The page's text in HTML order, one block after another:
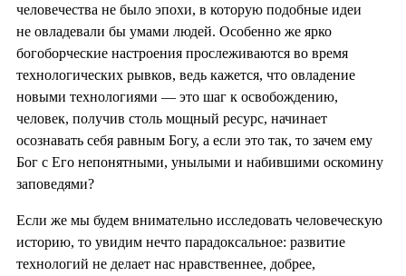
человечества не было эпохи, в которую подобные идеи
не овладевали бы умами людей. Особенно же ярко
богоборческие настроения прослеживаются во время
технологических рывков, ведь кажется, что овладение
новыми технологиями — это шаг к освобождению,
человек, получив столь мощный ресурс, начинает
осознавать себя равным Богу, а если это так, то зачем ему
Бог с Его непонятными, унылыми и набившими оскомину
заповедями?
Если же мы будем внимательно исследовать человеческую
историю, то увидим нечто парадоксальное: развитие
технологий не делает нас нравственнее, добрее,